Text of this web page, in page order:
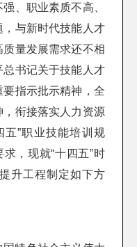
、职业素质不高、
与新时代技能人才
量发展需求还不相
书记关于技能人才
指示批示精神，全
衔接落实人力资源
五”职业技能培训规
，现就“十四五”时
升工程制定如下方